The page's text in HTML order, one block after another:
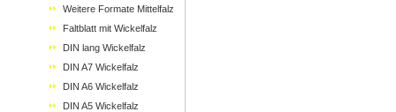
Weitere Formate Mittelfalz
Faltblatt mit Wickelfalz
DIN lang Wickelfalz
DIN A7 Wickelfalz
DIN A6 Wickelfalz
DIN A5 Wickelfalz